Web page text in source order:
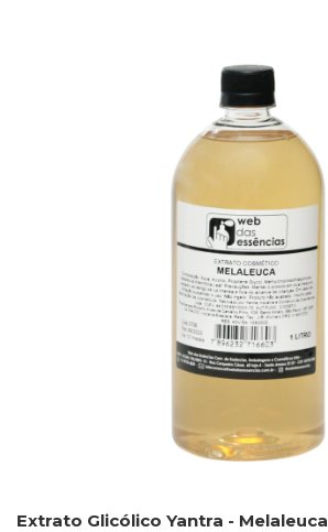
Extrato Glicólico Yantra - Melaleuca